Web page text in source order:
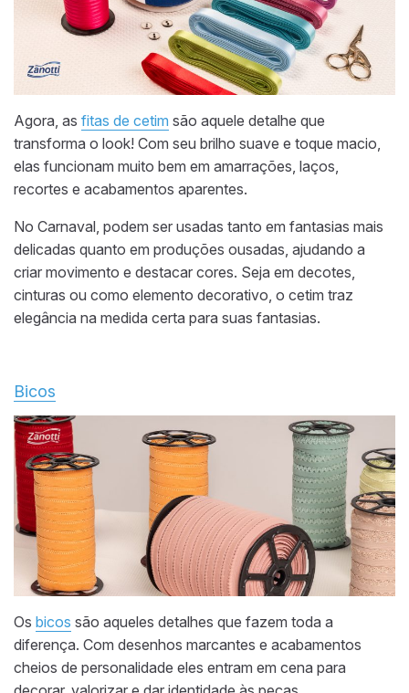
Agora, as fitas de cetim são aquele detalhe que
transforma o look! Com seu brilho suave e toque macio,
elas funcionam muito bem em amarrações, laços,
recortes e acabamentos aparentes.
No Carnaval, podem ser usadas tanto em fantasias mais
delicadas quanto em produções ousadas, ajudando a
criar movimento e destacar cores. Seja em decotes,
cinturas ou como elemento decorativo, o cetim traz
elegância na medida certa para suas fantasias.
Bicos
Os bicos são aqueles detalhes que fazem toda a
diferença. Com desenhos marcantes e acabamentos
cheios de personalidade eles entram em cena para